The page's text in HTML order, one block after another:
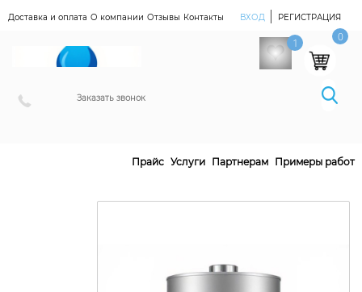
Доставка и оплата О компании Отзывы Контакты
ВХОД | РЕГИСТРАЦИЯ
Заказать звонок
1 0
Прайс Услуги Партнерам Примеры работ